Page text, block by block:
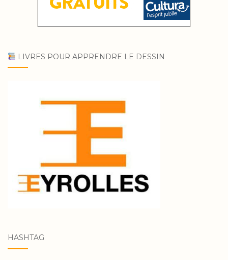
LIVRES POUR APPRENDRE LE DESSIN
HASHTAG